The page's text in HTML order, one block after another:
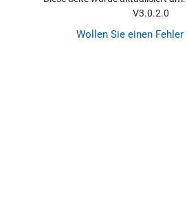
V3.0.2.0
Wollen Sie einen Fehler